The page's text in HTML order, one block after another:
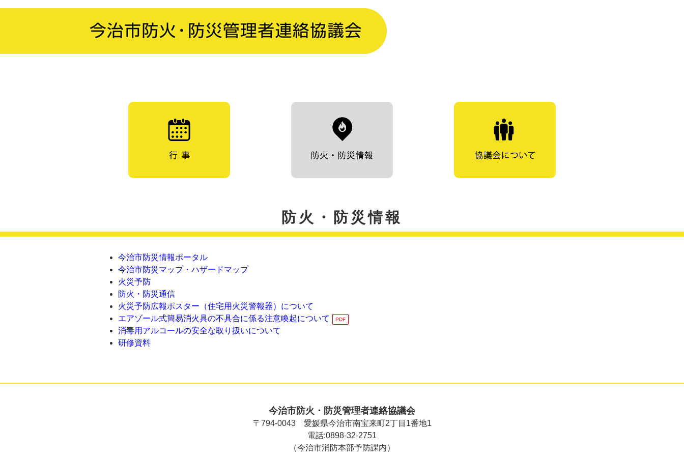
防火・防災情報
今治市防災情報ポータル
今治市防災マップ・ハザードマップ
火災予防
防火・防災通信
火災予防広報ポスター（住宅用火災警報器）について
エアゾール式簡易消火具の不具合に係る注意喚起について
消毒用アルコールの安全な取り扱いについて
研修資料
今治市防火・防災管理者連絡協議会
〒794-0043 愛媛県今治市南宝来町2丁目1番地1
電話:0898-32-2751
（今治市消防本部予防課内）